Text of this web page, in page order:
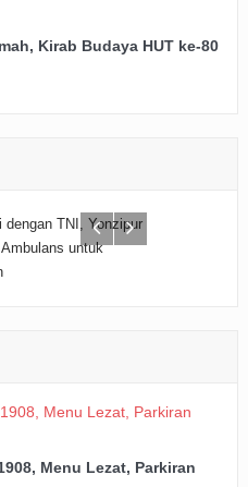
Kirab Budaya HUT ke-80
Menu Lezat, Parkiran